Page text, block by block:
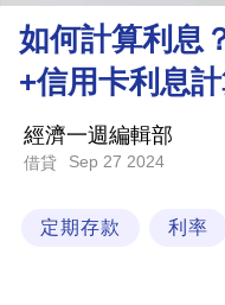
理
財
商
業
科
如何計算利息
+信用卡利息
經濟一週編輯部
借貸 Sep 27 2024
定期存款 利率